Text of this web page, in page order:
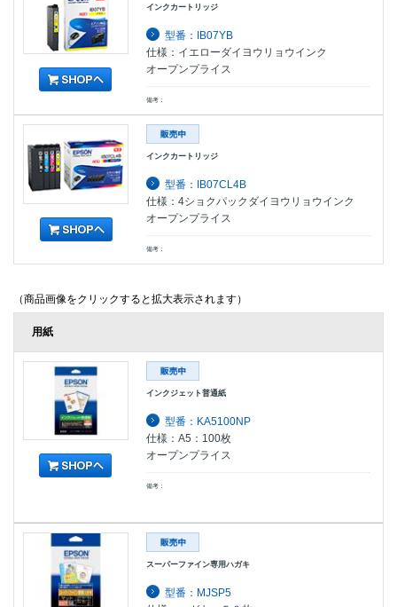
インクカートリッジ
型番：IB07YB
仕様：イエローダイヨウリョウインク
オープンプライス
備考：
インクカートリッジ
型番：IB07CL4B
仕様：4ショクパックダイヨウリョウインク
オープンプライス
備考：
（商品画像をクリックすると拡大表示されます）
用紙
インクジェット普通紙
型番：KA5100NP
仕様：A5：100枚
オープンプライス
備考：
スーパーファイン専用ハガキ
型番：MJSP5